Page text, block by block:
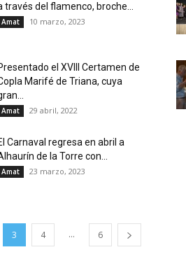
través del flamenco, broche...
Amat 10 marzo, 2023
el XVIII Certamen de
Marifé de Triana, cuya
Amat 29 abril, 2022
Carnaval regresa en abril a
de la Torre con...
Amat 23 marzo, 2023
3 4 ... 6